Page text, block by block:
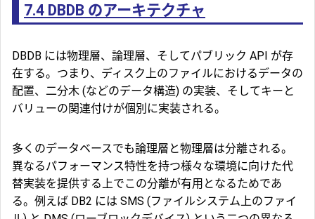
7.4 DBDB のアーキテクチャ
DBDB には物理層、論理層、そしてパブリック API が存
在する。つまり、ディスク上のファイルにおけるデータの
配置、二分木 (などのデータ構造) の実装、そしてキーと
バリューの関連付けが個別に実装される。
多くのデータベースでも論理層と物理層は分離される。
異なるパフォーマンス特性を持つ様々な環境に向けた代
替実装を提供する上でこの分離が有用となるためであ
る。例えば DB2 には SMS (ファイルシステム上のファイ